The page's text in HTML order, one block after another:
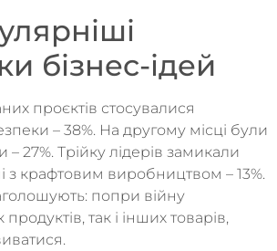
бізнес-ідей
проєктів стосувалися
– 38%. На другому місці були
– 27%. Трійку лідерів замикали
з крафтовим виробництвом – 13%.
попри війну
так і інших товарів,